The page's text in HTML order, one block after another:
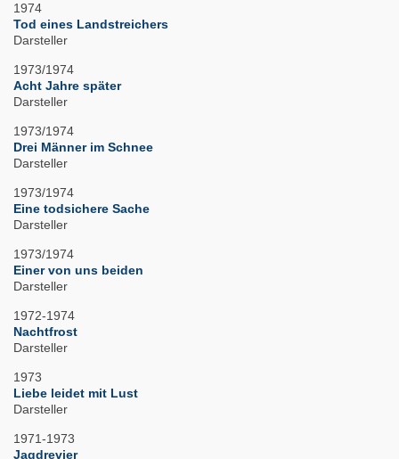
1974
Tod eines Landstreichers
Darsteller
1973/1974
Acht Jahre später
Darsteller
1973/1974
Drei Männer im Schnee
Darsteller
1973/1974
Eine todsichere Sache
Darsteller
1973/1974
Einer von uns beiden
Darsteller
1972-1974
Nachtfrost
Darsteller
1973
Liebe leidet mit Lust
Darsteller
1971-1973
Jagdrevier